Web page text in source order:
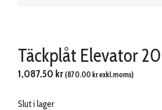
Täckplåt Elevator
1,087.50 kr (870.00 krexkl.moms)
Slut i lager